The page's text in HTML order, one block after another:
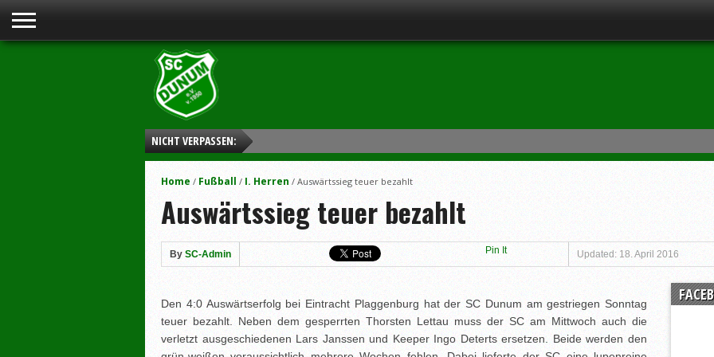
NICHT VERPASSEN:
Home / Fußball / I. Herren / Auswärtssieg teuer bezahlt
Auswärtssieg teuer bezahlt
By SC-Admin Pin It Updated: 18. April 2016
Den 4:0 Auswärtserfolg bei Eintracht Plaggenburg hat der SC Dunum am gestriegen Sonntag
teuer bezahlt. Neben dem gesperrten Thorsten Lettau muss der SC am Mittwoch auch die
verletzt ausgeschiedenen Lars Janssen und Keeper Ingo Deterts ersetzen. Beide werden den